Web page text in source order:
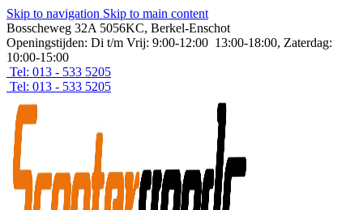
Skip to navigation Skip to main content
Bosscheweg 32A 5056KC, Berkel-Enschot
Openingstijden: Di t/m Vrij: 9:00-12:00 13:00-18:00, Zaterdag:
10:00-15:00
Tel: 013 - 533 5205
Tel: 013 - 533 5205